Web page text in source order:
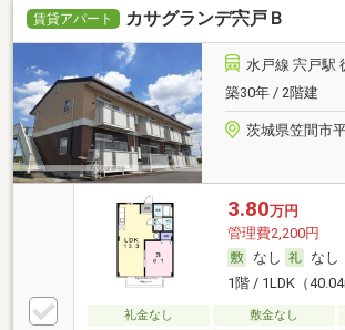
賃貸アパート カサグランデ宍戸Ｂ
水戸線 宍戸駅
築30年 / 2階建
茨城県笠間市
3.80万円
管理費2,200円
なし
なし
1階 / 1LDK（
礼金なし 敷金なし